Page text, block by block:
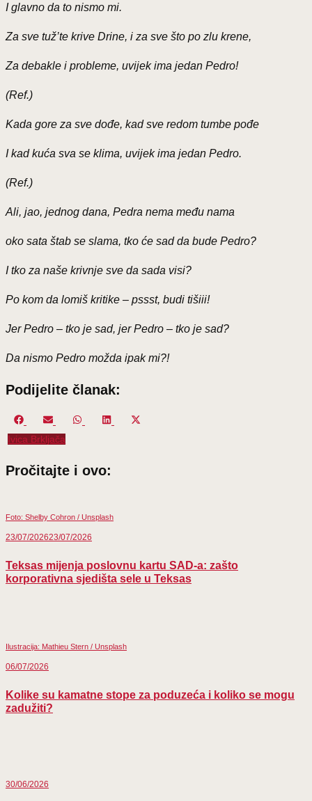
I glavno da to nismo mi.
Za sve tuž’te krive Drine, i za sve što po zlu krene,
Za debakle i probleme, uvijek ima jedan Pedro!
(Ref.)
Kada gore za sve dođe, kad sve redom tumbe pođe
I kad kuća sva se klima, uvijek ima jedan Pedro.
(Ref.)
Ali, jao, jednog dana, Pedra nema među nama
oko sata štab se slama, tko će sad da bude Pedro?
I tko za naše krivnje sve da sada visi?
Po kom da lomiš kritike – pssst, budi tišiii!
Jer Pedro – tko je sad, jer Pedro – tko je sad?
Da nismo Pedro možda ipak mi?!
Podijelite članak:
Share
on
FacebookShare
on
Email
Share
WhatsAppShare
LinkedIn
Ivica Brkljača
Pročitajte i ovo:
Foto: Shelby Cohron / Unsplash
23/07/202623/07/2026
Teksas mijenja poslovnu kartu SAD-a: zašto
korporativna sjedišta sele u Teksas
Ilustracija: Mathieu Stern / Unsplash
06/07/2026
Kolike su kamatne stope za poduzeća i koliko se mogu
zadužiti?
30/06/2026